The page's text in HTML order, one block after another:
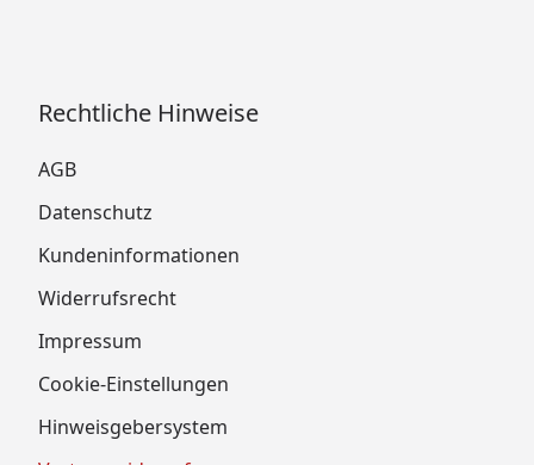
Rechtliche Hinweise
AGB
Datenschutz
Kundeninformationen
Widerrufsrecht
Impressum
Cookie-Einstellungen
Hinweisgebersystem